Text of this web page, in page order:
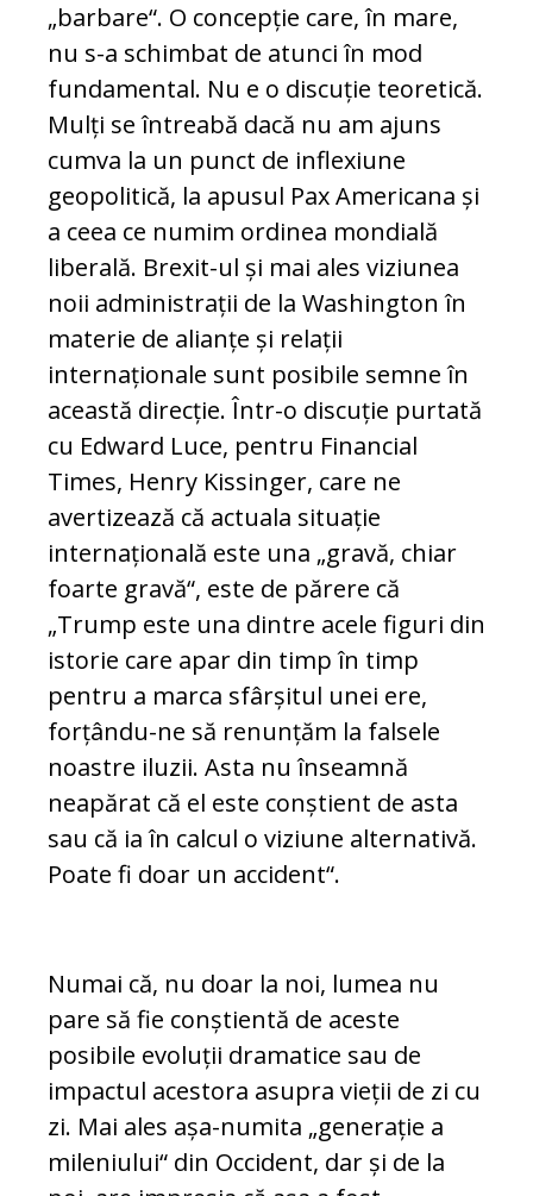
„barbare“. O concepție care, în mare,
nu s-a schimbat de atunci în mod
fundamental. Nu e o discuție teoretică.
Mulți se întreabă dacă nu am ajuns
cumva la un punct de inflexiune
geopolitică, la apusul Pax Americana și
a ceea ce numim ordinea mondială
liberală. Brexit-ul și mai ales viziunea
noii administrații de la Washington în
materie de alianțe și relații
internaționale sunt posibile semne în
această direcție. Într-o discuție purtată
cu Edward Luce, pentru Financial
Times, Henry Kissinger, care ne
avertizează că actuala situație
internațională este una „gravă, chiar
foarte gravă“, este de părere că
„Trump este una dintre acele figuri din
istorie care apar din timp în timp
pentru a marca sfârșitul unei ere,
forțându-ne să renunțăm la falsele
noastre iluzii. Asta nu înseamnă
neapărat că el este conștient de asta
sau că ia în calcul o viziune alternativă.
Poate fi doar un accident“.
Numai că, nu doar la noi, lumea nu
pare să fie conștientă de aceste
posibile evoluții dramatice sau de
impactul acestora asupra vieții de zi cu
zi. Mai ales așa-numita „generație a
mileniului“ din Occident, dar și de la